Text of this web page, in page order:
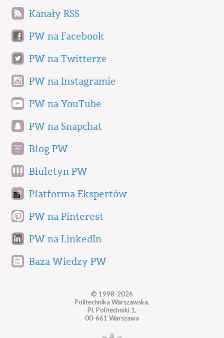
Kanały RSS
PW na Facebook
PW na Twitterze
PW na Instagramie
PW na YouTube
PW na Snapchat
Blog PW
Biuletyn PW
Platforma Ekspertów
PW na Pinterest
PW na LinkedIn
Baza Wiedzy PW
© 1998-2026
Politechnika Warszawska,
Pl. Politechniki 1,
00-661 Warszawa